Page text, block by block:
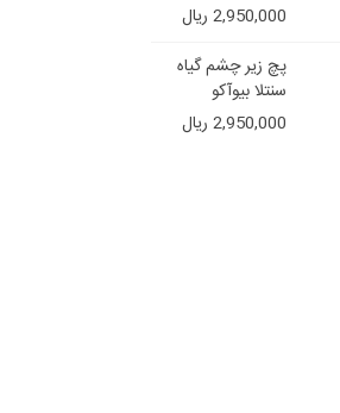
2,950,000 ریال
پچ زیر چشم گیاه
سنتلا بیوآکو
2,950,000 ریال